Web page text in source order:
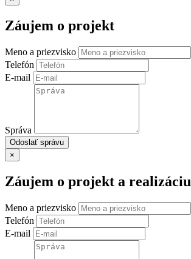
Záujem o projekt
Meno a priezvisko
Telefón
E-mail
Správa
Odoslať správu
×
Záujem o projekt a realizáciu
Meno a priezvisko
Telefón
E-mail